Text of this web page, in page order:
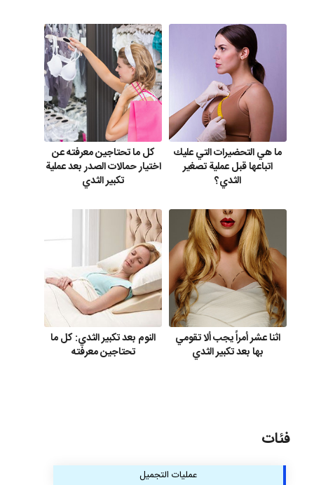
ما هي التحضيرات التي عليك
اتباعها قبل عملية تصغير
الثدي؟
كل ما تحتاجين معرفته عن
اختيار حمالات الصدر بعد عملية
تكبير الثدي
اثنا عشر أمراً يجب ألا تقومي
بها بعد تكبير الثدي
النوم بعد تكبير الثدي: كل ما
تحتاجين معرفته
فئات
عمليات التجميل